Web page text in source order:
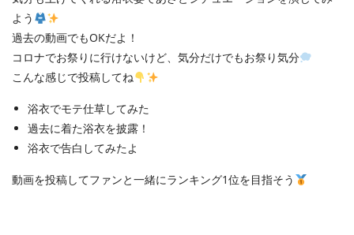
よう
過去の動画でもOKだよ！
コロナでお祭りに行けないけど、気分だけでもお祭り気分
こんな感じで投稿してね
浴衣でモテ仕草してみた
過去に着た浴衣を披露！
浴衣で告白してみたよ
動画を投稿してファンと一緒にランキング1位を目指そう